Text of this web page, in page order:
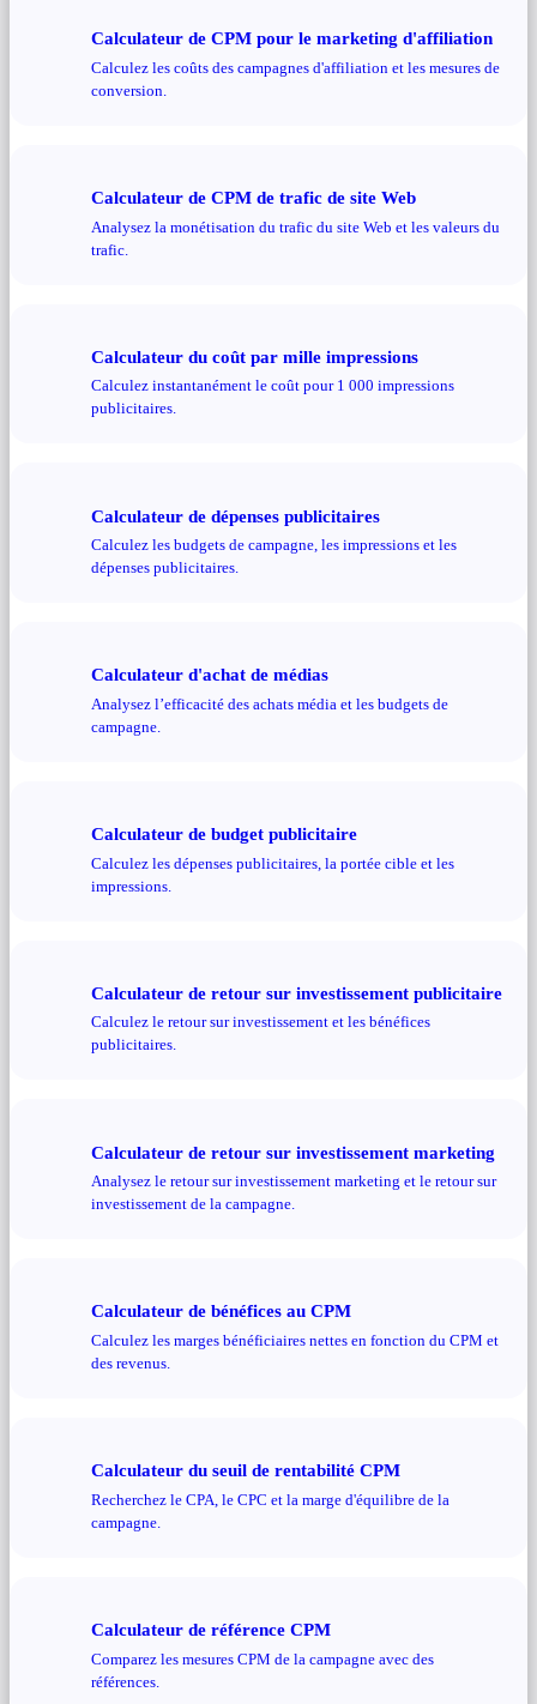
Calculateur de CPM pour le marketing d'affiliation
Calculez les coûts des campagnes d'affiliation et les mesures de
conversion.
Calculateur de CPM de trafic de site Web
Analysez la monétisation du trafic du site Web et les valeurs du
trafic.
Calculateur du coût par mille impressions
Calculez instantanément le coût pour 1 000 impressions
publicitaires.
Calculateur de dépenses publicitaires
Calculez les budgets de campagne, les impressions et les
dépenses publicitaires.
Calculateur d'achat de médias
Analysez l’efficacité des achats média et les budgets de
campagne.
Calculateur de budget publicitaire
Calculez les dépenses publicitaires, la portée cible et les
impressions.
Calculateur de retour sur investissement publicitaire
Calculez le retour sur investissement et les bénéfices
publicitaires.
Calculateur de retour sur investissement marketing
Analysez le retour sur investissement marketing et le retour sur
investissement de la campagne.
Calculateur de bénéfices au CPM
Calculez les marges bénéficiaires nettes en fonction du CPM et
des revenus.
Calculateur du seuil de rentabilité CPM
Recherchez le CPA, le CPC et la marge d'équilibre de la
campagne.
Calculateur de référence CPM
Comparez les mesures CPM de la campagne avec des
références.